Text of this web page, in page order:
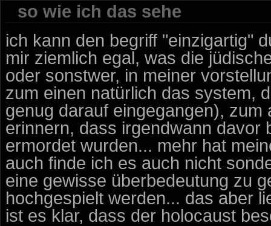
so wie ich das sehe
ich kann den begriff "einzigartig"
mir ziemlich egal, was die
oder sonstwer, in meiner
zum einen natürlich das system,
genug darauf eingegangen),
erinnern, dass irgendwann davor
ermordet wurden... mehr hat
auch finde ich es auch nicht
eine gewisse überbedeutung zu
hochgespielt werden... das aber
ist es klar, dass der holocaust